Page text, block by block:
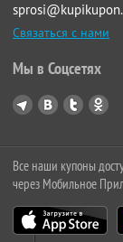
Связаться с нами
Мы в Соцсетях
Все наши купоны
через Мобильное